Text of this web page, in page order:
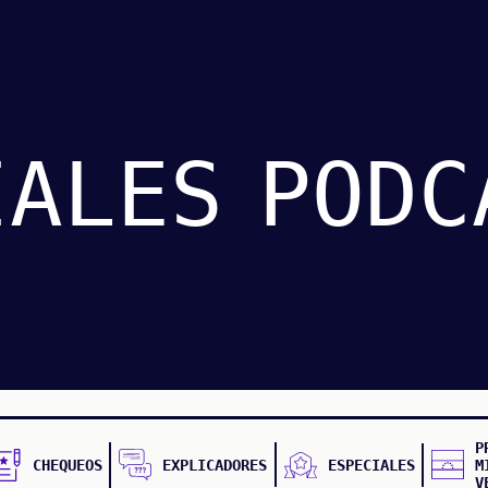
CHEQUEOS EXPLICADORES ESPECIALES